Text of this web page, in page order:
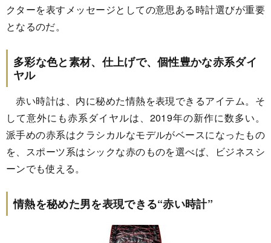
クターを表すメッセージとしての意思ある時計選びが重要
となるのだ。
多彩な色と素材、仕上げで、個性豊かな赤系ダイ
ヤル
赤い時計は、内に秘めた情熱を表現できるアイテム。そ
して意外にも赤系ダイヤルは、2019年の新作に数多い。
派手めの赤系はクラシカルなモデルがベースになったもの
を、スポーツ系はシックな赤のものを選べば、ビジネスシ
ーンでも使える。
情熱を秘めた男を表現できる“赤い時計”